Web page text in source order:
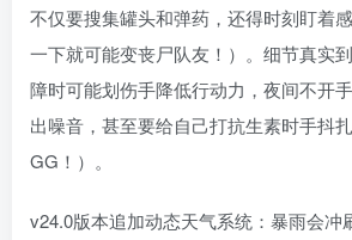
不仅要搜集罐头和弹药，还得时刻盯着
一下就可能变丧尸队友！）。细节真实
障时可能划伤手降低行动力，夜间不开
出噪音，甚至要给自己打抗生素时手抖
GG！）。
v24.0版本追加动态天气系统：暴雨会冲